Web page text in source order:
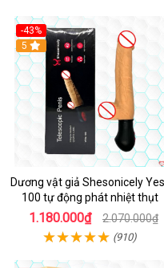
-43%
5
Dương vật giả Shesonicely
100 tự động phát nhiệt thụt
1.180.000₫ 2.070.000₫
(910)